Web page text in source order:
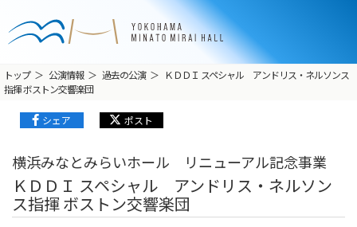
トップ 公演情報 過去の公演
ＫＤＤＩ スペシャル アンドリス・ネルソンス
指揮 ボストン交響楽団
シェア ポスト
横浜みなとみらいホール リニューアル記念事業
ＫＤＤＩ スペシャル アンドリス・ネルソン
ス指揮 ボストン交響楽団